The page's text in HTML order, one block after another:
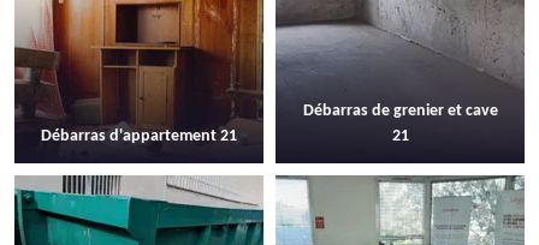
Débarras d'appartement 21
Débarras de grenier et cave
21